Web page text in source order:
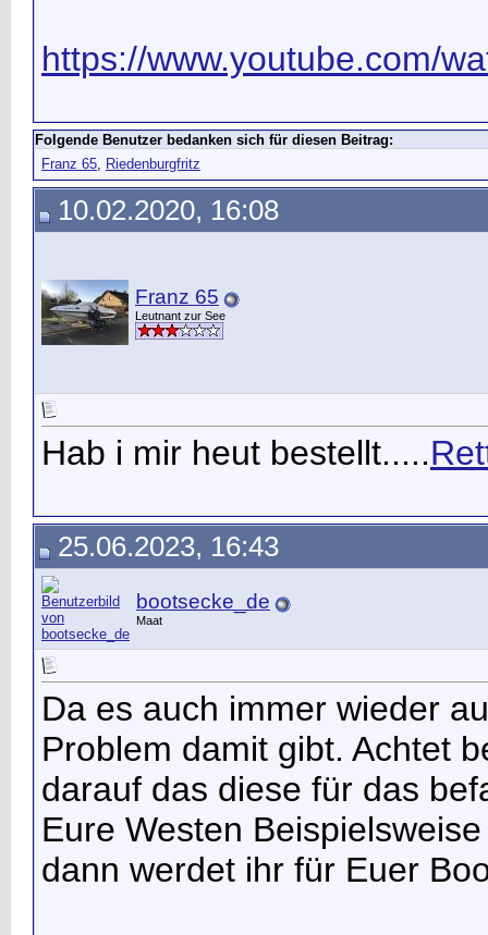
https://www.youtube.com/
Folgende Benutzer bedanken sich für diesen Beitrag:
Franz 65, Riedenburgfritz
10.02.2020, 16:08
Franz 65
Leutnant zur See
Hab i mir heut bestellt.....
25.06.2023, 16:43
bootsecke_de
Maat
Da es auch immer wieder
Problem damit gibt. Achtet
darauf das diese für das
Eure Westen
dann werdet ihr für Euer